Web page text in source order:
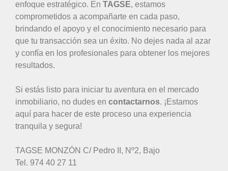
enfoque estratégico. En TAGSE, estamos
comprometidos a acompañarte en cada paso,
brindando el apoyo y el conocimiento necesario para
que tu transacción sea un éxito. No dejes nada al azar
y confía en los profesionales para obtener los mejores
resultados.
Si estás listo para iniciar tu aventura en el mercado
inmobiliario, no dudes en contactarnos. ¡Estamos
aquí para hacer de este proceso una experiencia
tranquila y segura!
TAGSE MONZÓN C/ Pedro II, Nº2, Bajo
Tel. 974 40 27 11